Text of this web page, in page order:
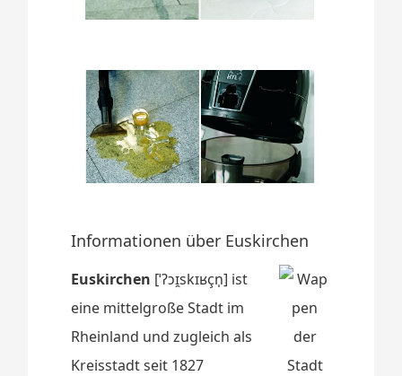
Informationen über Euskirchen
Euskirchen [ˈʔɔɪ̯skɪʁçn̩] ist
eine mittelgroße Stadt im
Rheinland und zugleich als
Kreisstadt seit 1827